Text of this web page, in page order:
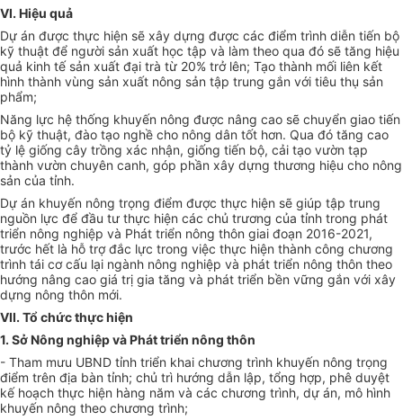
VI. Hiệu quả
Dự án được thực hiện sẽ xây dựng được các điểm trình diễn tiến bộ
kỹ thuật để người sản xuất học tập và làm theo qua đó sẽ tăng hiệu
quả kinh tế sản xuất đại trà từ 20% trở lên; Tạo thành mối liên kết
hình thành vùng sản xuất nông sản tập trung gắn với tiêu thụ sản
phẩm;
Năng lực hệ thống khuyến nông được nâng cao sẽ chuyển giao tiến
bộ kỹ thuật, đào tạo nghề cho nông dân tốt hơn. Qua đó tăng cao
tỷ lệ giống cây trồng xác nhận, giống tiến bộ, cải tạo vườn tạp
thành vườn chuyên canh, góp phần xây dựng thương hiệu cho nông
sản của tỉnh.
Dự án khuyến nông trọng điểm được thực hiện sẽ giúp tập trung
nguồn lực để đầu tư thực hiện các chủ trương của tỉnh trong phát
triển nông nghiệp và Phát triển nông thôn giai đoạn 2016-2021,
trước hết là hỗ trợ đắc lực trong việc thực hiện thành công chương
trình tái cơ cấu lại ngành nông nghiệp và phát triển nông thôn theo
hướng nâng cao giá trị gia tăng và phát triển bền vững gắn với xây
dựng nông thôn mới.
VII. Tổ chức thực hiện
1. Sở Nông nghiệp và Phát triển nông thôn
- Tham mưu UBND tỉnh triển khai chương trình khuyến nông trọng
điểm trên địa bàn tỉnh; chủ trì hướng dẫn lập, tổng hợp, phê duyệt
kế hoạch thực hiện hàng năm và các chương trình, dự án, mô hình
khuyến nông theo chương trình;